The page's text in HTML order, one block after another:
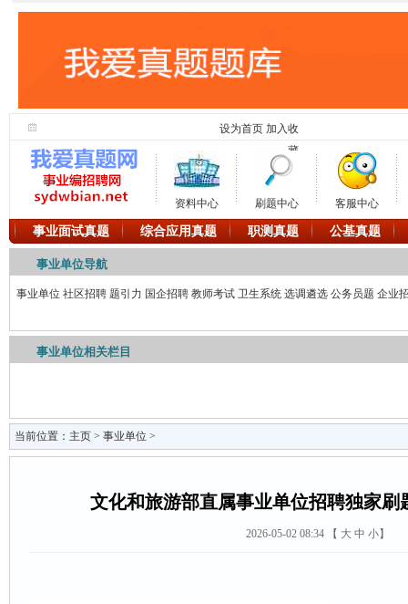
设为首页 加入收
藏
资料中心 刷题中心 客服中心
事业面试真题 综合应用真题 职测真题 公基真题
事业单位导航
事业单位 社区招聘 题引力 国企招聘 教师考试 卫生系统 选调遴选 公务员题 企业
事业单位相关栏目
当前位置： 主页 > 事业单位 >
文化和旅游部直属事业单位招聘独家刷
2026-05-02 08:34 【 大 中 小】